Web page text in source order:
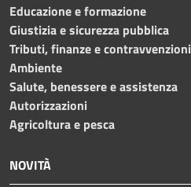
Educazione e formazione
Giustizia e sicurezza pubblica
Tributi, finanze e contravvenzioni
Ambiente
Salute, benessere e assistenza
Autorizzazioni
Agricoltura e pesca
NOVITÀ